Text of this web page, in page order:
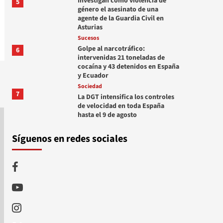
5
género el asesinato de una
agente de la Guardia Civil en
Asturias
6
Sucesos
Golpe al narcotráfico:
intervenidas 21 toneladas de
cocaína y 43 detenidos en España
y Ecuador
7
Sociedad
La DGT intensifica los controles
de velocidad en toda España
hasta el 9 de agosto
Síguenos en redes sociales
Facebook
Youtube
Instagram